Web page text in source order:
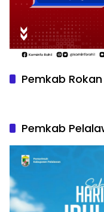
Pemkab Rokan
Pemkab